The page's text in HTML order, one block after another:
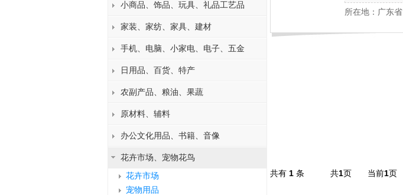
小商品、饰品、玩具、礼品工艺品
家装、家纺、家具、建材
手机、电脑、小家电、电子、五金
日用品、百货、特产
农副产品、粮油、果蔬
原材料、辅料
办公文化用品、书籍、音像
花卉市场、宠物花鸟
花卉市场
宠物用品
所在地： 广东省
共有 1 条 共1页 当前1页